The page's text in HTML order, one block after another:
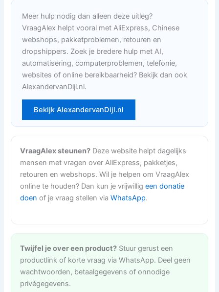
Meer hulp nodig dan alleen deze uitleg?
VraagAlex helpt vooral met AliExpress, Chinese
webshops, pakketproblemen, retouren en
dropshippers. Zoek je bredere hulp met AI,
automatisering, computerproblemen, telefonie,
websites of online bereikbaarheid? Bekijk dan ook
AlexandervanDijl.nl.
Bekijk AlexandervanDijl.nl
VraagAlex steunen? Deze website helpt dagelijks
mensen met vragen over AliExpress, pakketjes,
retouren en webshops. Wil je helpen om VraagAlex
online te houden? Dan kun je vrijwilligeen donatie
doen of je vraag stellen viaWhatsApp.
Twijfel je over een product? Stuur gerust een
productlink of korte vraag via WhatsApp. Deel geen
wachtwoorden, betaalgegevens of onnodige
privégegevens.